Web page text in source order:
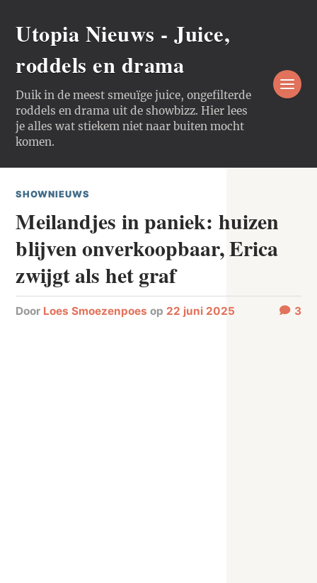
Utopia Nieuws - Juice,
roddels en drama
Duik in de meest smeuïge juice, ongefilterde
roddels en drama uit de showbizz. Hier lees
je alles wat stiekem niet naar buiten mocht
komen.
SHOWNIEUWS
Meilandjes in paniek: huizen
blijven onverkoopbaar, Erica
zwijgt als het graf
door Loes Smoezenpoes op 22 juni 2025 3